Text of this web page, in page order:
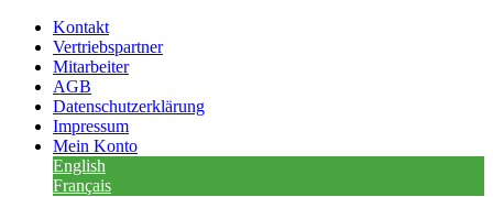
Kontakt
Vertriebspartner
Mitarbeiter
AGB
Datenschutzerklärung
Impressum
Mein Konto
English
Français